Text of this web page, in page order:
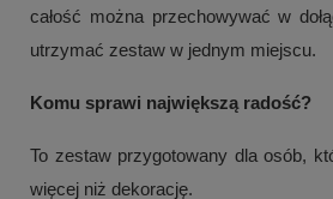
całość można przechowywać w
utrzymać zestaw w jednym miejscu.
Komu sprawi największą radość?
To zestaw przygotowany dla osób,
więcej niż dekorację.